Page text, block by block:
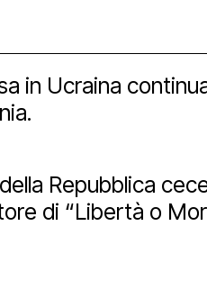
in Ucraina
Repubblica
di “Libertà o